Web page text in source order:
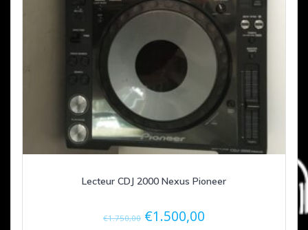
Lecteur CDJ 2000 Nexus Pioneer
€1.750,00 Le
€1.500,00